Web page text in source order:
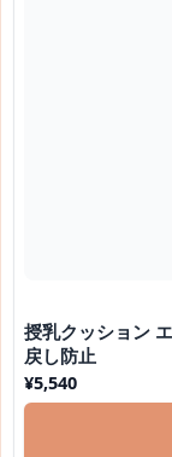
授乳クッション
戻し防止
¥5,540